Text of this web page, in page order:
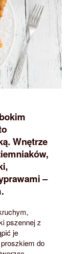
Wnętrze
–
pszennej z
je
do